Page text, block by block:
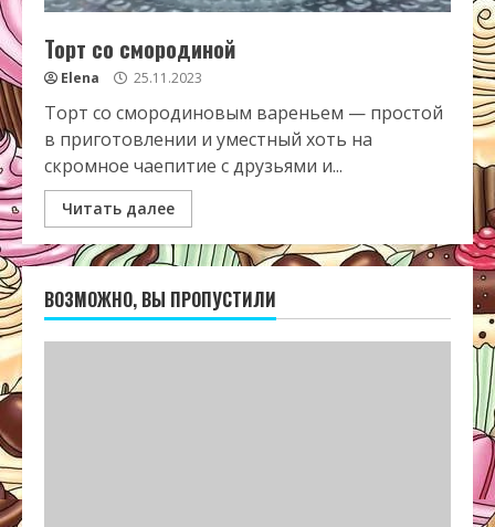
Торт со смородиной
Elena 25.11.2023
Торт со смородиновым вареньем — простой
в приготовлении и уместный хоть на
скромное чаепитие с друзьями и...
Читать далее
ВОЗМОЖНО, ВЫ ПРОПУСТИЛИ